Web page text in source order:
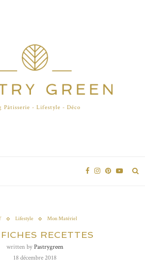
Pâtisserie - Lifestyle - Déco
Lifestyle Mon Matériel
RECETTES
written byPastrygreen
18 décembre 2018